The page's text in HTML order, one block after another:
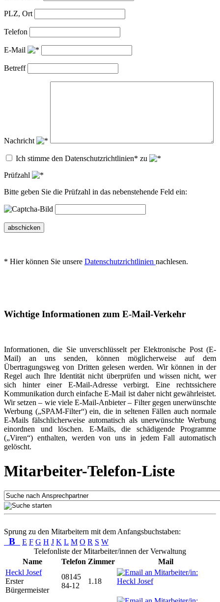
PLZ, Ort
Telefon
E-Mail
Betreff
Nachricht
Ich stimme den Datenschutzrichtlinien* zu
Prüfzahl
Bitte geben Sie die Prüfzahl in das nebenstehende Feld ein:
abschicken
* Hier können Sie unsere Datenschutzrichtlinien nachlesen.
Wichtige Informationen zum E-Mail-Verkehr
Informationen, die Sie unverschlüsselt per Elektronische Post (E-
Mail) an uns senden, können möglicherweise auf dem
Übertragungsweg von Dritten gelesen werden. Wir können in der
Regel auch Ihre Identität nicht überprüfen und wissen nicht, wer
sich hinter einer E-Mail-Adresse verbirgt. Eine rechtssichere
Kommunikation durch einfache E-Mail ist daher nicht gewährleistet.
Wir setzen – wie viele E-Mail-Anbieter – Filter gegen unerwünschte
Werbung („SPAM-Filter“) ein, die in seltenen Fällen auch normale
E-Mails fälschlicherweise automatisch als unerwünschte Werbung
einordnen und löschen. E-Mails, die schädigende Programme
(„Viren“) enthalten, werden von uns in jedem Fall automatisch
gelöscht.
Mitarbeiter-Telefon-Liste
Sprung zu den Mitarbeitern mit dem Anfangsbuchstaben:
B E F G H J K L M O R S W
Telefonliste der Mitarbeiter/innen der Verwaltung
Name
Telefon Zimmer
Mail
Heckl Josef
Erster
Bürgermeister
08145
84-12
1.18